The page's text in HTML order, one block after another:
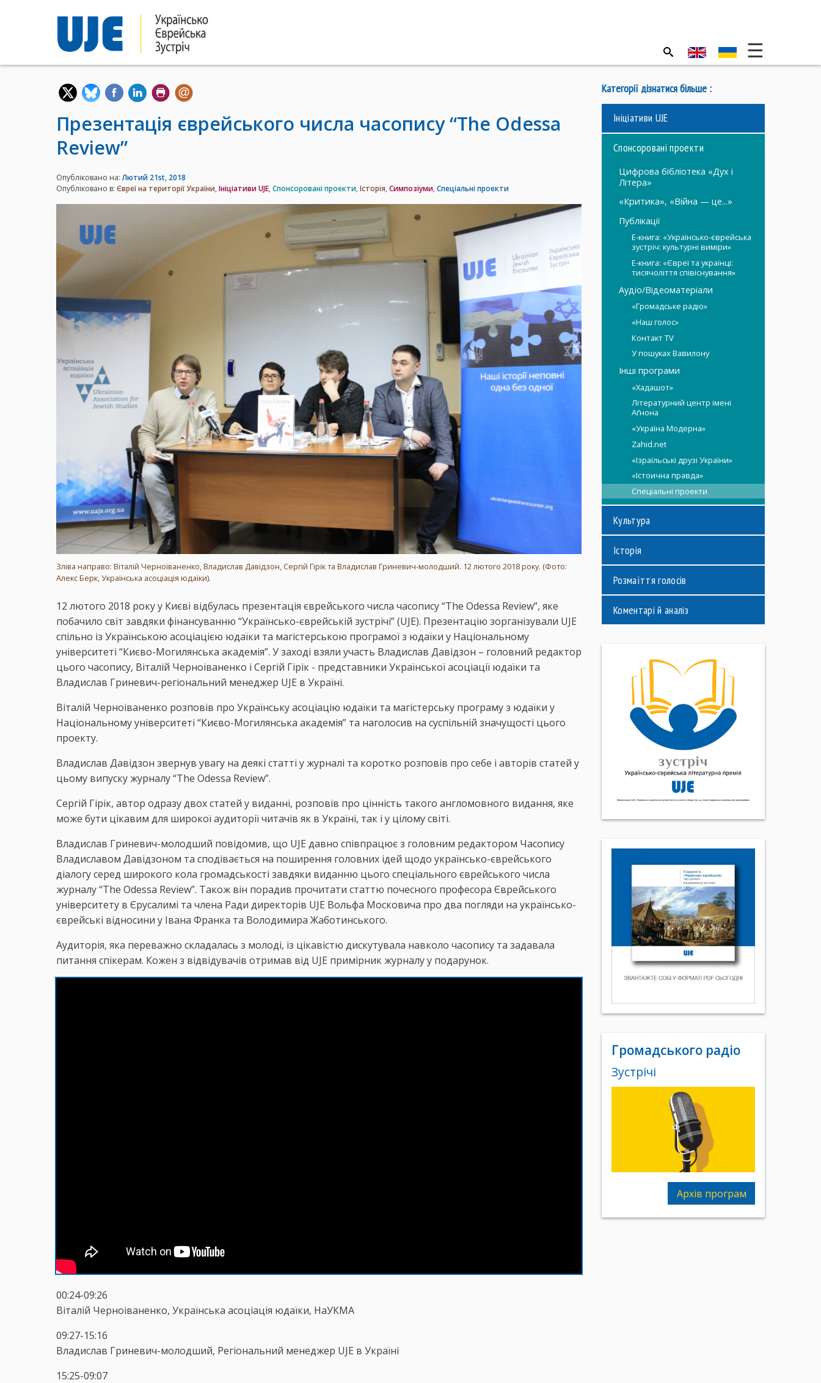
Презентація єврейського числа часопису “The Odessa
Review”
Опубліковано на:Лютий 21st, 2018
Опубліковано в: Євреї на території України, Iніціативи UJE, Спонсоровані проекти, Історія, Симпозіуми, Спеціальні проекти
Зліва направо: Віталій Черноіваненко, Владислав Давідзон, Сергій Гірік та Владислав Гриневич-молодший. 12 лютого 2018 року. (Фото:
Алекс Берк, Українська асоціація юдаїки).
12 лютого 2018 року у Києві відбулась презентація єврейського числа часопису “The Odessa Review”, яке
побачило світ завдяки фінансуванню “Українсько-єврейській зустрічі” (UJE). Презентацію зорганізували UJE
спільно із Українською асоціацією юдаїки та магістерською програмої з юдаїки у Національному
університеті “Києво-Могилянська академія”. У заході взяли участь Владислав Давідзон – головний редактор
цього часопису, Віталій Черноіваненко і Сергій Гірік - представники Української асоціації юдаїки та
Владислав Гриневич-регіональний менеджер UJE в Україні.
Віталій Черноіваненко розповів про Українську асоціацію юдаїки та магістерську програму з юдаїки у
Національному університеті “Києво-Могилянська академія” та наголосив на суспільній значущості цього
проекту.
Владислав Давідзон звернув увагу на деякі статті у журналі та коротко розповів про себе і авторів статей у
цьому випуску журналу “The Odessa Review”.
Сергій Гірік, автор одразу двох статей у виданні, розповів про цінність такого англомовного видання, яке
може бути цікавим для широкої аудиторії читачів як в Україні, так і у цілому світі.
Владислав Гриневич-молодший повідомив, що UJE давно співпрацює з головним редактором Часопису
Владиславом Давідзоном та сподівається на поширення головних ідей щодо українсько-єврейського
діалогу серед широкого кола громадськості завдяки виданню цього спеціального єврейського числа
журналу “The Odessa Review”. Також він порадив прочитати статтю почесного професора Єврейського
університету в Єрусалимі та члена Ради директорів UJE Вольфа Московича про два погляди на українсько-
єврейські відносини у Івана Франка та Володимира Жаботинського.
Аудиторія, яка переважно складалась з молоді, із цікавістю дискутувала навколо часопису та задавала
питання спікерам. Кожен з відвідувачів отримав від UJE примірник журналу у подарунок.
00:24-09:26
Віталій Черноіваненко, Українська асоціація юдаїки, НаУКМА
09:27-15:16
Владислав Гриневич-молодший, Регіональний менеджер UJE в Україні
15:25-09:07
Категорії дізнатися більше :
Iніціативи UJE
Спонсоровані проекти
Цифрова бібліотека «Дух і
Літера»
«Критика», «Війна — це...»
Публікації
Е-книга: «Українсько-єврейська
зустріч: культурні виміри»
E-книга: «Євреї та українці:
тисячоліття співіснування»
Аудіо/Відеоматеріали
«Громадське радіо»
«Наш голос»
Контакт TV
У пошуках Вавилону
Інші програми
«Xaдашот»
Літературний центр імені
Аґнона
«Україна Модерна»
Zahid.net
«Ізраїльські друзі України»
«Істоична правда»
Спеціальні проекти
Культура
Історія
Розмаїття голосів
Коментарі й аналіз
Громадського радіо
Зустрічі
Архів програм